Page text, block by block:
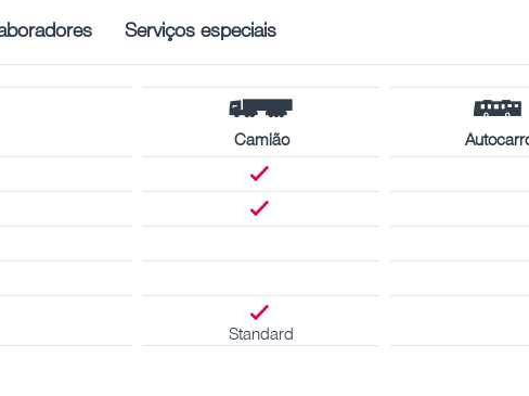
Serviços especiais
Camião
Standard